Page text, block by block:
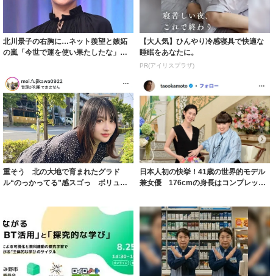
北川景子の右胸に…ネット羨望と嫉妬
の嵐「今世で運を使い果たしたな」
【大人気】ひんやり冷感寝具で快適な
睡眠をあなたに。
PR(アイリスプラザ)
重そう 北の大地で育まれたグラド
ル“のっかってる”感スゴっ ボリュー
日本人初の快挙！41歳の世界的モデル
兼女優 176cmの身長はコンプレック